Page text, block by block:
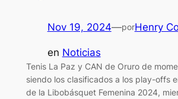
Nov 19, 2024—porHenry
en Noticias
Tenis La Paz y CAN de Oruro de
siendo los clasificados a los play-offs
de la Libobásquet Femenina 2024,